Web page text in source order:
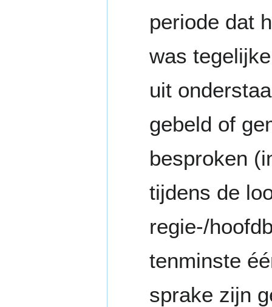
periode dat
was
uit
gebeld of
besproken
tijdens de
regie-/
tenminste
sprake zijn